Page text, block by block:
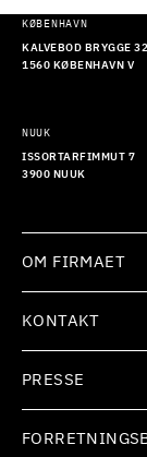
KØBENHAVN
KALVEBOD BRYGGE 32
1560 KØBENHAVN V
NUUK
ISSORTARFIMMUT 7
3900 NUUK
OM FIRMAET
KONTAKT
PRESSE